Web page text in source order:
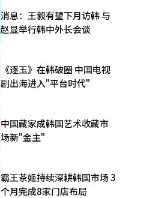
消息：王毅有望下月访韩 与
赵显举行韩中外长会谈
《逐玉》在韩破圈 中国电视
剧出海进入"平台时代"
中国藏家成韩国艺术收藏市
场新"金主"
霸王茶姬持续深耕韩国市场 3
个月完成8家门店布局